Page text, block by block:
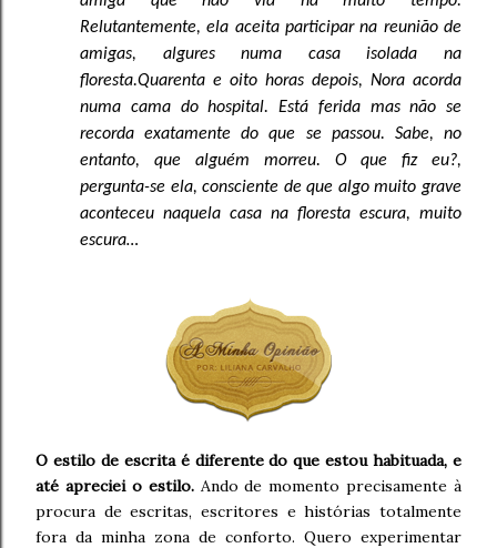
Relutantemente, ela aceita participar na reunião de
amigas, algures numa casa isolada na
floresta.Quarenta e oito horas depois, Nora acorda
numa cama do hospital. Está ferida mas não se
recorda exatamente do que se passou. Sabe, no
entanto, que alguém morreu. O que fiz eu?,
pergunta-se ela, consciente de que algo muito grave
aconteceu naquela casa na floresta escura, muito
escura…
O estilo de escrita é diferente do que estou habituada, e
até apreciei o estilo.Ando de momento precisamente à
procura de escritas, escritores e histórias totalmente
fora da minha zona de conforto. Quero experimentar